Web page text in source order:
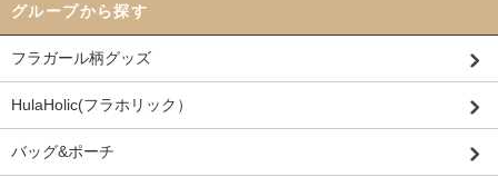
グループから探す
フラガール柄グッズ
HulaHolic(フラホリック）
バッグ&ポーチ